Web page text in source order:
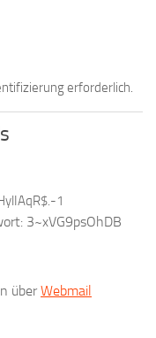
erforderlich.
1
3~xVG9psOhDB
überWebmail